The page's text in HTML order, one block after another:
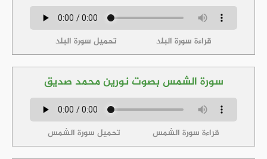
قراءة سورة البلد تحميل سورة البلد
سورة الشمس بصوت نورين محمد صديق
قراءة سورة الشمس تحميل سورة الشمس